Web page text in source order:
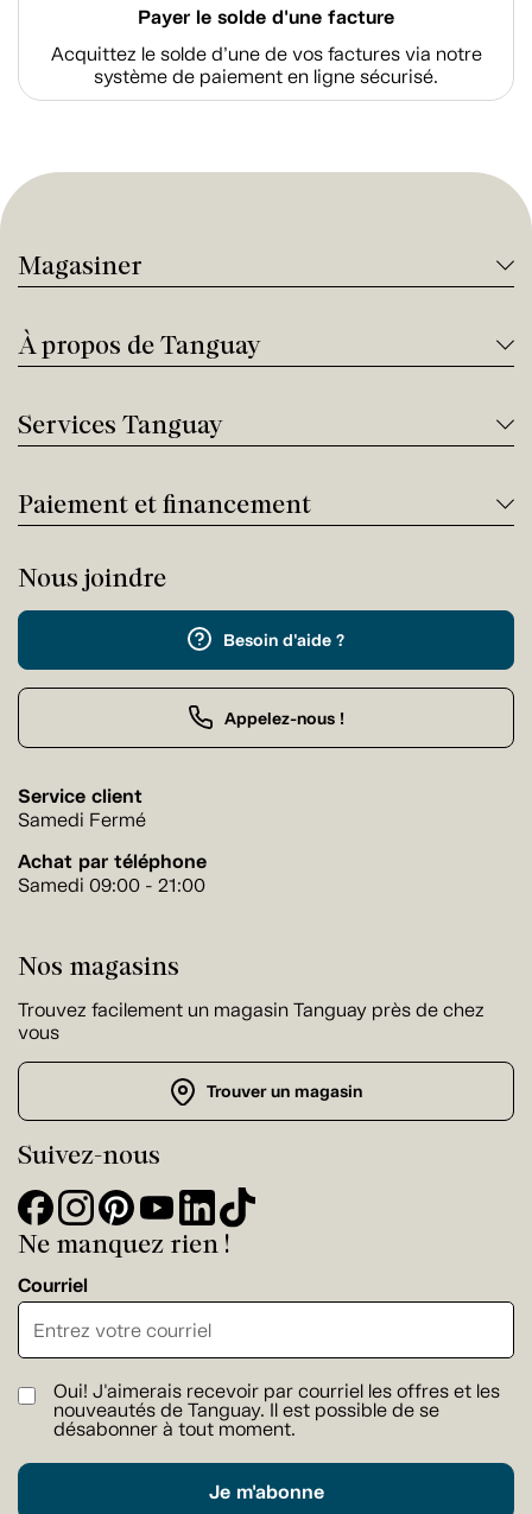
Payer le solde d'une facture
Acquittez le solde d’une de vos factures via notre
système de paiement en ligne sécurisé.
Magasiner
À propos de Tanguay
Services Tanguay
Paiement et financement
Nous joindre
Besoin d'aide ?
Appelez-nous !
Service client
Samedi Fermé
Achat par téléphone
Samedi 09:00 - 21:00
Nos magasins
Trouvez facilement un magasin Tanguay près de chez
vous
Trouver un magasin
Suivez-nous
Ne manquez rien !
Courriel
Oui! J'aimerais recevoir par courriel les offres et les
nouveautés de Tanguay. Il est possible de se
désabonner à tout moment.
Je m'abonne